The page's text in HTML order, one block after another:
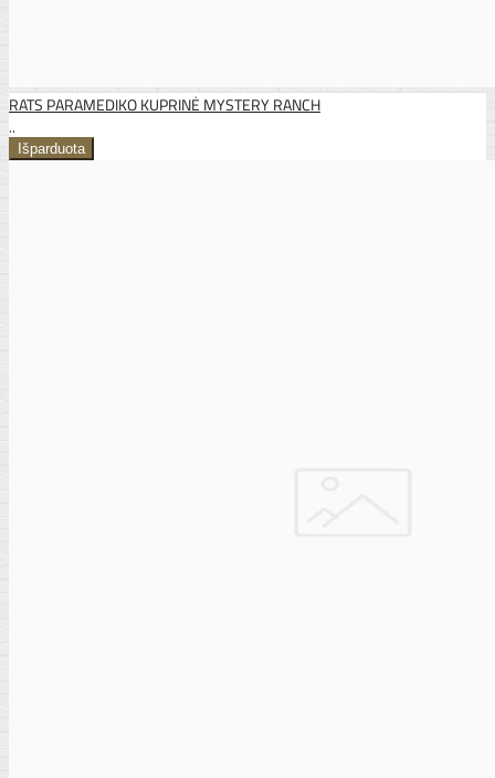
RATS PARAMEDIKO KUPRINĖ MYSTERY RANCH
..